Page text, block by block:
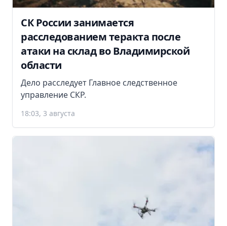
СК России занимается
расследованием теракта после
атаки на склад во Владимирской
области
Дело расследует Главное следственное
управление СКР.
18:03, 3 августа